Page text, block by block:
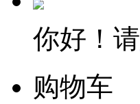
你好！请
购物车